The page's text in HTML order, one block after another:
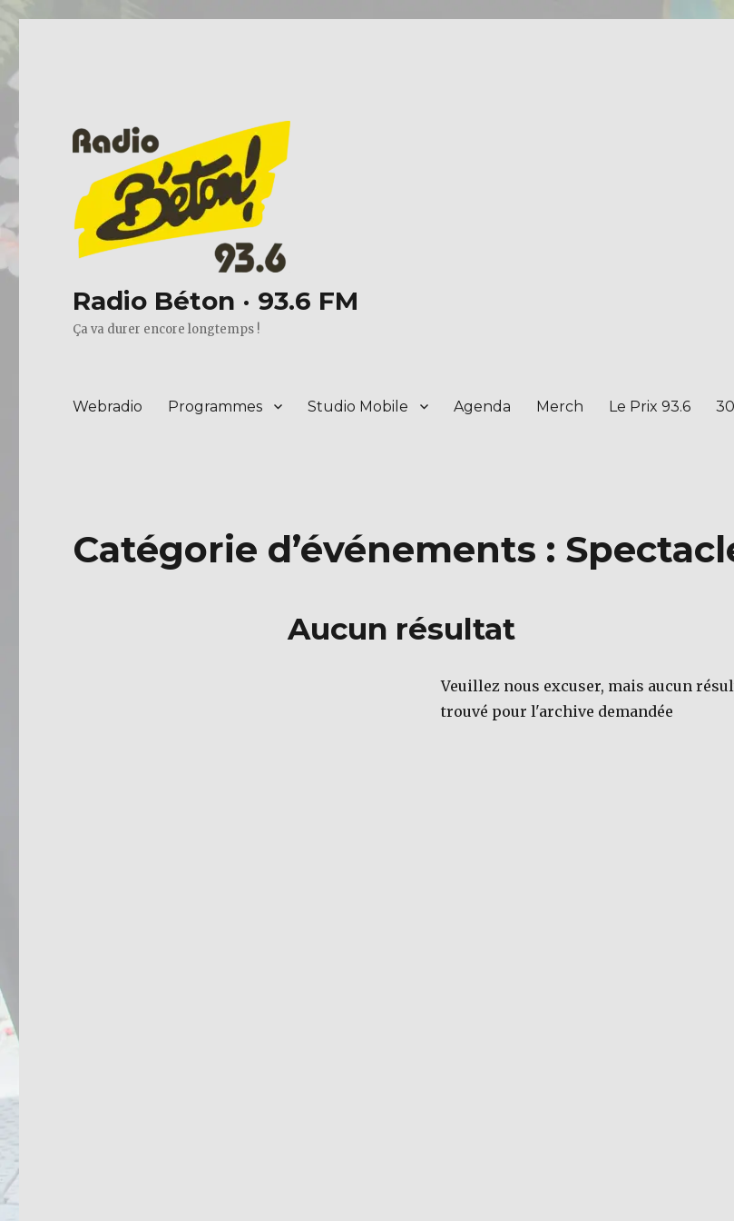
Radio Béton · 93.6 FM
Ça va durer encore longtemps !
Webradio Programmes Studio Mobile Agenda Merch Le Prix 93.6
Catégorie d’événements :
Aucun résultat
Veuillez nous excuser, mais aucun
trouvé pour l'archive demandée